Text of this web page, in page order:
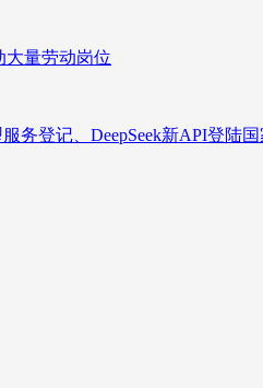
大量劳动岗位
务登记、DeepSeek新API登陆